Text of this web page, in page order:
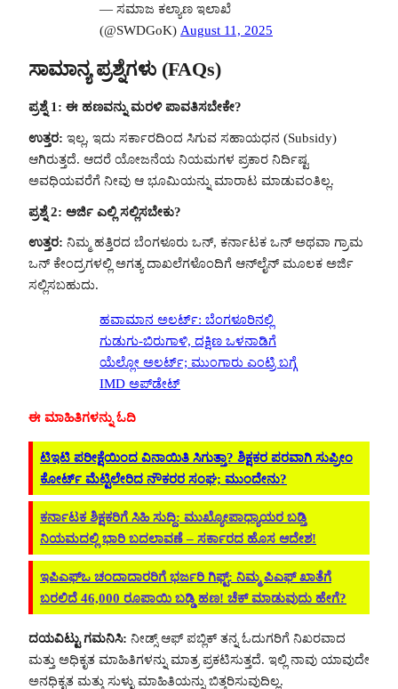
— ಸಮಾಜ ಕಲ್ಯಾಣ ಇಲಾಖೆ
(@SWDGoK) August 11, 2025
ಸಾಮಾನ್ಯ ಪ್ರಶ್ನೆಗಳು (FAQs)
ಪ್ರಶ್ನೆ 1: ಈ ಹಣವನ್ನು ಮರಳಿ ಪಾವತಿಸಬೇಕೇ?
ಉತ್ತರ: ಇಲ್ಲ, ಇದು ಸರ್ಕಾರದಿಂದ ಸಿಗುವ ಸಹಾಯಧನ (Subsidy)
ಆಗಿರುತ್ತದೆ. ಆದರೆ ಯೋಜನೆಯ ನಿಯಮಗಳ ಪ್ರಕಾರ ನಿರ್ದಿಷ್ಟ
ಅವಧಿಯವರೆಗೆ ನೀವು ಆ ಭೂಮಿಯನ್ನು ಮಾರಾಟ ಮಾಡುವಂತಿಲ್ಲ.
ಪ್ರಶ್ನೆ 2: ಅರ್ಜಿ ಎಲ್ಲಿ ಸಲ್ಲಿಸಬೇಕು?
ಉತ್ತರ: ನಿಮ್ಮ ಹತ್ತಿರದ ಬೆಂಗಳೂರು ಒನ್, ಕರ್ನಾಟಕ ಒನ್ ಅಥವಾ ಗ್ರಾಮ
ಒನ್ ಕೇಂದ್ರಗಳಲ್ಲಿ ಅಗತ್ಯ ದಾಖಲೆಗಳೊಂದಿಗೆ ಆನ್‌ಲೈನ್ ಮೂಲಕ ಅರ್ಜಿ
ಸಲ್ಲಿಸಬಹುದು.
ಹವಾಮಾನ ಅಲರ್ಟ್: ಬೆಂಗಳೂರಿನಲ್ಲಿ
ಗುಡುಗು-ಬಿರುಗಾಳಿ, ದಕ್ಷಿಣ ಒಳನಾಡಿಗೆ
ಯೆಲ್ಲೋ ಅಲರ್ಟ್; ಮುಂಗಾರು ಎಂಟ್ರಿ ಬಗ್ಗೆ
IMD ಅಪ್‌ಡೇಟ್
ಈ ಮಾಹಿತಿಗಳನ್ನು ಓದಿ
ಟಿಇಟಿ ಪರೀಕ್ಷೆಯಿಂದ ವಿನಾಯಿತಿ ಸಿಗುತ್ತಾ? ಶಿಕ್ಷಕರ ಪರವಾಗಿ ಸುಪ್ರೀಂ
ಕೋರ್ಟ್ ಮೆಟ್ಟಿಲೇರಿದ ನೌಕರರ ಸಂಘ; ಮುಂದೇನು?
ಕರ್ನಾಟಕ ಶಿಕ್ಷಕರಿಗೆ ಸಿಹಿ ಸುದ್ದಿ: ಮುಖ್ಯೋಪಾಧ್ಯಾಯರ ಬಡ್ತಿ
ನಿಯಮದಲ್ಲಿ ಭಾರಿ ಬದಲಾವಣೆ – ಸರ್ಕಾರದ ಹೊಸ ಆದೇಶ!
ಇಪಿಎಫ್‌ಒ ಚಂದಾದಾರರಿಗೆ ಭರ್ಜರಿ ಗಿಫ್ಟ್: ನಿಮ್ಮ ಪಿಎಫ್ ಖಾತೆಗೆ
ಬರಲಿದೆ 46,000 ರೂಪಾಯಿ ಬಡ್ಡಿ ಹಣ! ಚೆಕ್ ಮಾಡುವುದು ಹೇಗೆ?
ದಯವಿಟ್ಟು ಗಮನಿಸಿ: ನೀಡ್ಸ್ ಆಫ್ ಪಬ್ಲಿಕ್ ತನ್ನ ಓದುಗರಿಗೆ ನಿಖರವಾದ
ಮತ್ತು ಅಧಿಕೃತ ಮಾಹಿತಿಗಳನ್ನು ಮಾತ್ರ ಪ್ರಕಟಿಸುತ್ತದೆ. ಇಲ್ಲಿ ನಾವು ಯಾವುದೇ
ಅನಧಿಕೃತ ಮತ್ತು ಸುಳ್ಳು ಮಾಹಿತಿಯನ್ನು ಬಿತ್ತರಿಸುವುದಿಲ್ಲ.